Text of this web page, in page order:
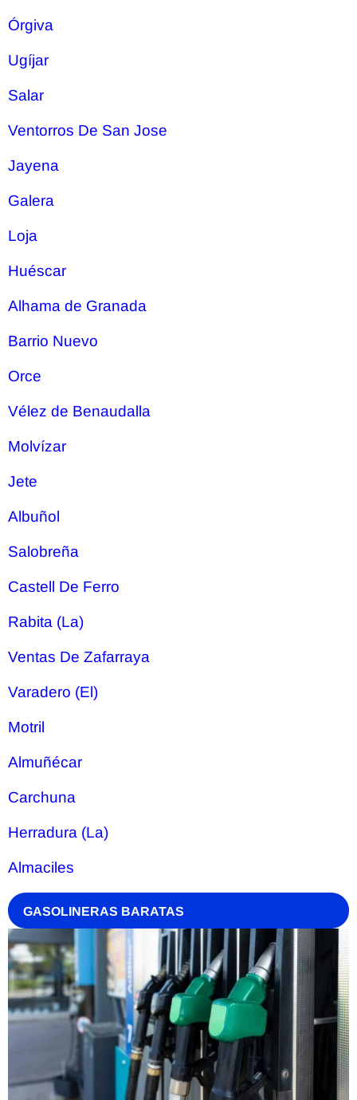
Órgiva
Ugíjar
Salar
Ventorros De San Jose
Jayena
Galera
Loja
Huéscar
Alhama de Granada
Barrio Nuevo
Orce
Vélez de Benaudalla
Molvízar
Jete
Albuñol
Salobreña
Castell De Ferro
Rabita (La)
Ventas De Zafarraya
Varadero (El)
Motril
Almuñécar
Carchuna
Herradura (La)
Almaciles
GASOLINERAS BARATAS